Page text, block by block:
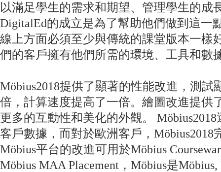
以滿足學生的需求和期望、管理學生的成
DigitalEd的成立是為了幫助他們做到這一
線上方面必須至少與傳統的課堂版本一樣
們的客戶擁有他們所需的環境、工具和數
Möbius2018提供了顯著的性能改進，測
倍，計算速度提高了一倍。繪圖改進提供
更多的互動性和美化的外觀。
客戶數據，而對於歐洲客戶，Möbius2018
Möbius平台的改進可用於Möbius
Möbius MAA Placement，Möbius是